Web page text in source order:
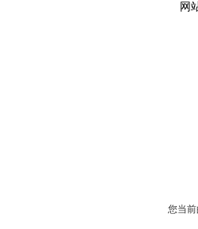
网
您当前